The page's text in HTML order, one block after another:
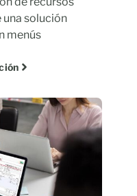
solución
menús